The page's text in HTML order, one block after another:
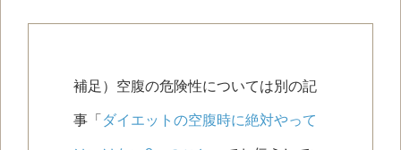
補足）空腹の危険性については別の記
事「 ダイエットの空腹時に絶対やって